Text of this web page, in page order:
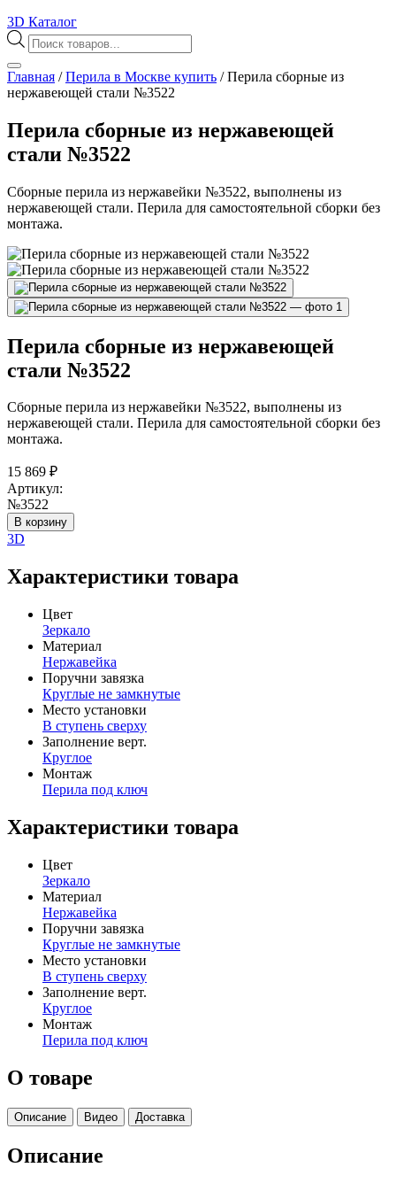
3D Каталог
Поиск
товаров
Главная /Перила в Москве купить /Перила сборные из
нержавеющей стали №3522
Перила сборные из нержавеющей
стали №3522
Сборные перила из нержавейки №3522, выполнены из
нержавеющей стали. Перила для самостоятельной сборки без
монтажа.
Перила сборные из нержавеющей
стали №3522
Сборные перила из нержавейки №3522, выполнены из
нержавеющей стали. Перила для самостоятельной сборки без
монтажа.
15 869 ₽
Артикул:
№3522
В корзину
3D
Характеристики товара
Цвет
Зеркало
Материал
Нержавейка
Поручни завязка
Круглые не замкнутые
Место установки
В ступень сверху
Заполнение верт.
Круглое
Монтаж
Перила под ключ
Характеристики товара
Цвет
Зеркало
Материал
Нержавейка
Поручни завязка
Круглые не замкнутые
Место установки
В ступень сверху
Заполнение верт.
Круглое
Монтаж
Перила под ключ
О товаре
Описание Видео Доставка
Описание